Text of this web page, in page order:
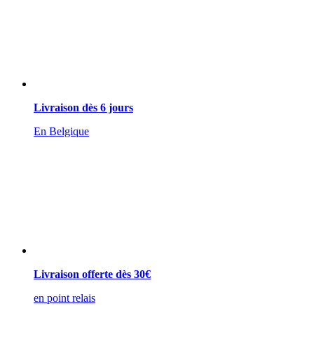
Livraison dès 6 jours
En Belgique
Livraison offerte dès 30€
en point relais